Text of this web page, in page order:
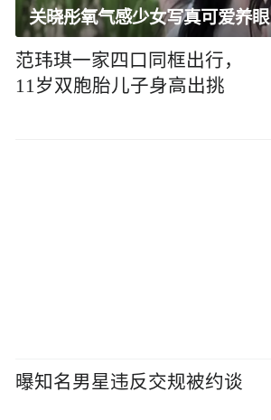
关晓彤氧气感少女写真可爱养眼
范玮琪一家四口同框出行，
11岁双胞胎儿子身高出挑
曝知名男星违反交规被约谈